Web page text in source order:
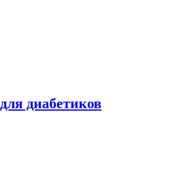
диабетиков